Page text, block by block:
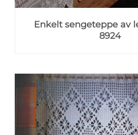
Enkelt sengeteppe av
8924